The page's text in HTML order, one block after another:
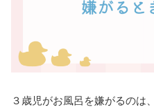
３歳児がお風呂を嫌がるのは